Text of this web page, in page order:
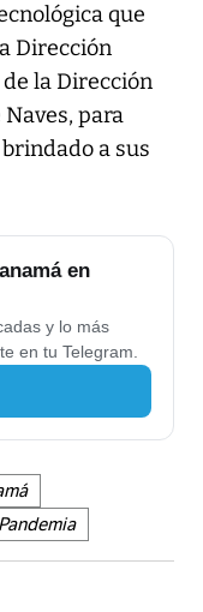
que
Dirección
la Dirección
para
a sus
en
y lo más
en tu Telegram.
Pandemia